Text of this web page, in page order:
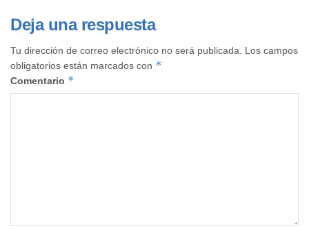
Deja una respuesta
Tu dirección de correo electrónico no será publicada.
Los campos
obligatorios están marcados con *
Comentario *